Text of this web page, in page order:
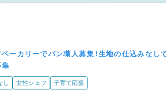
ーカリーでパン職人募集！生地の仕込みなし
集
し 女性シェフ 子育て応援